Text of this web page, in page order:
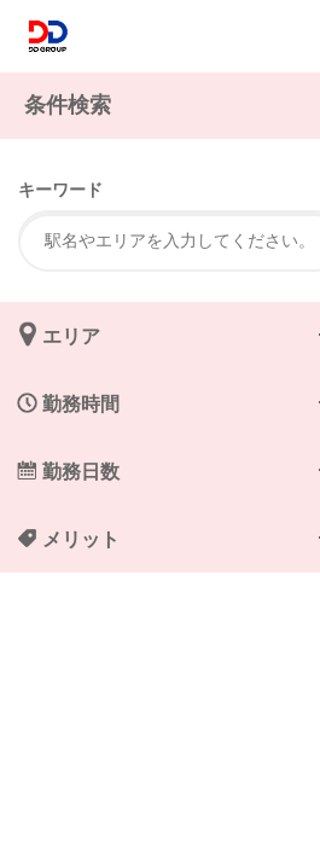
条件検索
キーワード
エリア
勤務時間
勤務日数
メリット